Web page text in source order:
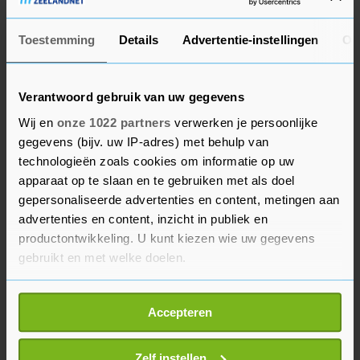
Toestemming Details Advertentie-instellingen
Verantwoord gebruik van uw gegevens
Wij en onze 1022 partners verwerken je persoonlijke
gegevens (bijv. uw IP-adres) met behulp van
technologieën zoals cookies om informatie op uw
apparaat op te slaan en te gebruiken met als doel
gepersonaliseerde advertenties en content, metingen aan
advertenties en content, inzicht in publiek en
productontwikkeling. U kunt kiezen wie uw gegevens
gebruikt en met welke doelen.
Als u het toestaat, willen we ook graag:
Informatie verzamelen over uw geografische
locatie, die tot een paar meter nauwkeurig kan zijn
Uw apparaat identificeren door het actief te
Accepteren
Terneuzen 18 mrt. '26
Terneuzen 18 mrt. '26
BEKIJK MEER ADVERTENTIES
Vergelijkbare advertenties
Carolijn Visser: Zeeuws